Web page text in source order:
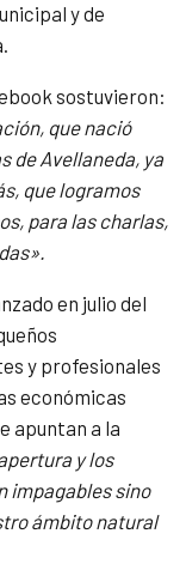
y de
sostuvieron:
que nació
de Avellaneda, ya
que logramos
para las charlas,
en julio del
y profesionales
económicas
apuntan a la
y los
impagables sino
ámbito natural